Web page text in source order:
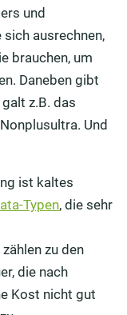
und
sich ausrechnen,
brauchen, um
Daneben gibt
galt z.B. das
Und
ist kaltes
Typen, die sehr
zählen zu den
die nach
Kost nicht gut